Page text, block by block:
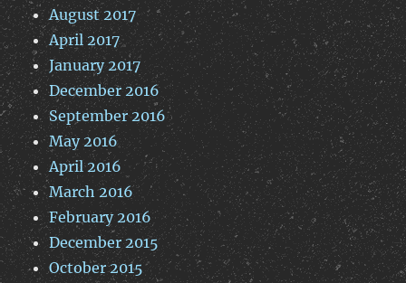
August 2017
April 2017
January 2017
December 2016
September 2016
May 2016
April 2016
March 2016
February 2016
December 2015
October 2015